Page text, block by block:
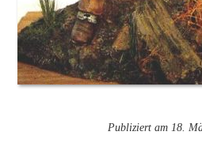
Publiziert am 18.